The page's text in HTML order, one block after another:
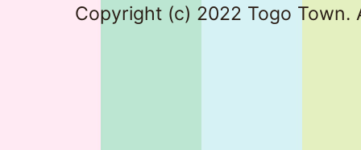
Copyright (c) 2022 Togo Town.